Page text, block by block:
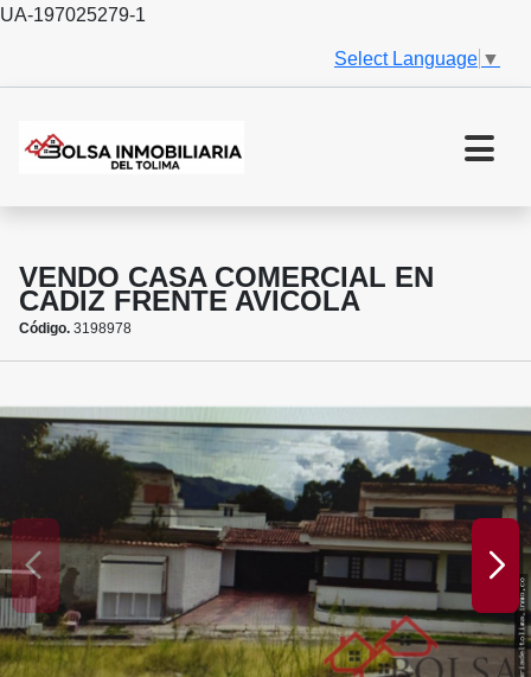
UA-197025279-1
Select Language ▼
VENDO CASA COMERCIAL EN
CADIZ FRENTE AVICOLA
Código. 3198978